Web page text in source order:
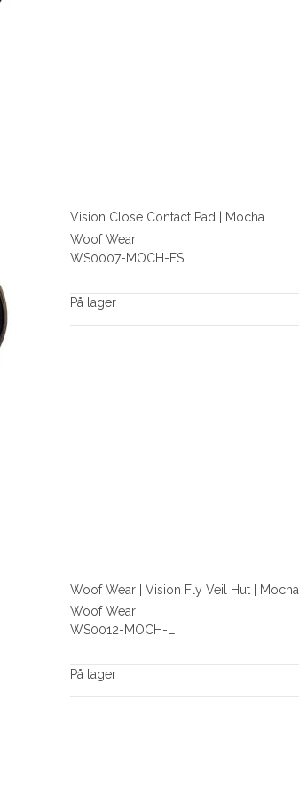
Vision Close Contact Pad | Mocha
Woof Wear
WS0007-MOCH-FS
På lager
Woof Wear | Vision Fly Veil Hut | Mocha
Woof Wear
WS0012-MOCH-L
På lager